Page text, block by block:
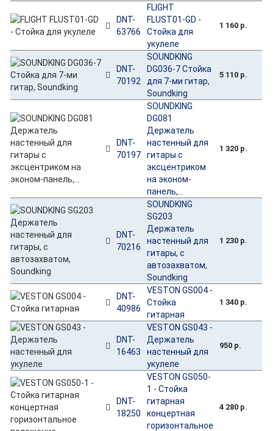
DNT-
63766
FLIGHT
FLUST01-GD -
Стойка для
укулеле
1 160 р.
DNT-
70192
SOUNDKING
DG036-7 Стойка
для 7-ми гитар,
Soundking
5 110 р.
DNT-
70197
SOUNDKING
DG081
Держатель
настенный для
гитары с
эксцентриком
на эконом-
панель,...
1 320 р.
DNT-
70216
SOUNDKING
SG203
Держатель
настенный для
гитары, с
автозахватом,
Soundking
1 230 р.
DNT-
40986
VESTON GS004 -
Стойка
гитарная
1 340 р.
DNT-
16463
VESTON GS043 -
Держатель
настенный для
укулеле
950 р.
DNT-
18250
VESTON GS050-
1 - Стойка
гитарная
концертная
горизонтальное
4 280 р.